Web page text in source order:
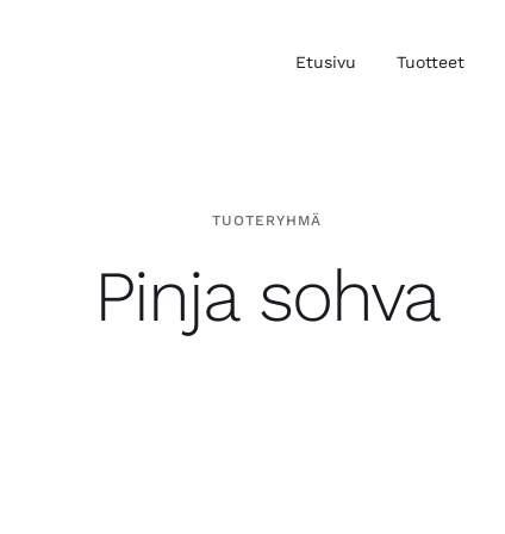
Etusivu Tuotteet
TUOTERYHMÄ
Pinja sohva